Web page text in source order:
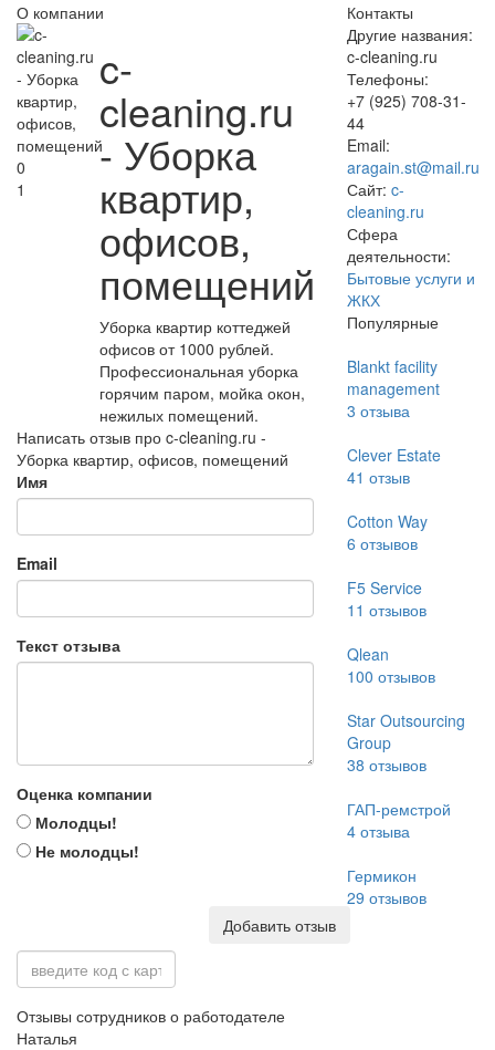
О компании
0
1
c-
cleaning.ru
- Уборка
квартир,
офисов,
помещений
Уборка квартир коттеджей
офисов от 1000 рублей.
Профессиональная уборка
горячим паром, мойка окон,
нежилых помещений.
Написать отзыв про c-cleaning.ru -
Уборка квартир, офисов, помещений
Имя
Email
Текст отзыва
Оценка компании
Молодцы!
Не молодцы!
Добавить отзыв
Отзывы сотрудников о работодателе
Наталья
Контакты
Другие названия:
c-cleaning.ru
Телефоны:
+7 (925) 708-31-
44
Email:
aragain.st@mail.ru
Сайт: c-
cleaning.ru
Сфера
деятельности:
Бытовые услуги и
ЖКХ
Популярные
Blankt facility
management
3 отзыва
Clever Estate
41 отзыв
Cotton Way
6 отзывов
F5 Service
11 отзывов
Qlean
100 отзывов
Star Outsourcing
Group
38 отзывов
ГАП-ремстрой
4отзыва
Гермикон
29 отзывов